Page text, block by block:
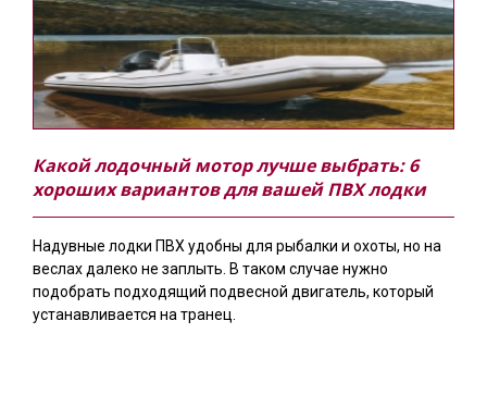
Какой лодочный мотор лучше выбрать: 6
хороших вариантов для вашей ПВХ лодки
Надувные лодки ПВХ удобны для рыбалки и охоты, но на
веслах далеко не заплыть. В таком случае нужно
подобрать подходящий подвесной двигатель, который
устанавливается на транец.